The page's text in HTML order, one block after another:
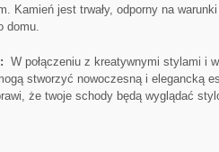
Kamień jest trwały, odporny na
domu.
W‌ połączeniu z kreatywnymi stylami i
stworzyć nowoczesną​ i elegancką
że twoje schody będą wyglądać